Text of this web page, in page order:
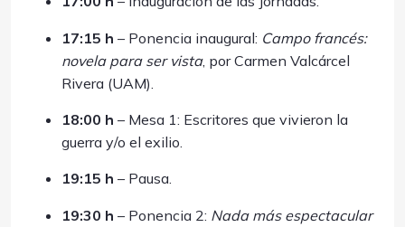
17:15 h – Ponencia inaugural: Campo francés:
novela para ser vista, por Carmen Valcárcel
Rivera (UAM).
18:00 h – Mesa 1: Escritores que vivieron la
guerra y/o el exilio.
19:15 h – Pausa.
19:30 h – Ponencia 2: Nada más espectacular